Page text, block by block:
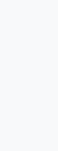
la
la